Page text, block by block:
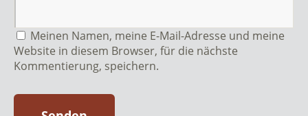
Meinen Namen, meine E-Mail-Adresse und meine
Website in diesem Browser, für die nächste
Kommentierung, speichern.